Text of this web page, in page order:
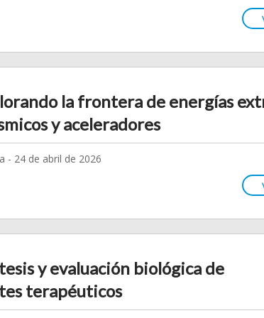
la frontera de energías
y aceleradores
- 24 de abril de 2026
y evaluación biológica de
terapéuticos